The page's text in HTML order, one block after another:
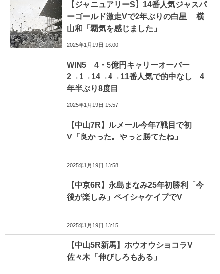
【ジャニュアリーS】14番人気ジャスパ
ーゴールド激走Vで2年ぶりの白星 横
山和「覇気を感じました」
2025年1月19日 16:00
WIN5 4・5億円キャリーオーバー
2→1→14→4→11番人気で的中なし 4
年半ぶり8度目
2025年1月19日 15:57
【中山7R】ルメール今年7戦目で初
V「良かった。やっと勝てたね」
2025年1月19日 13:58
【中京6R】永島まなみ25年初勝利「今
後が楽しみ」ペイシャケイプでV
2025年1月19日 13:15
【中山5R新馬】ホウオウショコラV
佐々木「伸びしろもある」